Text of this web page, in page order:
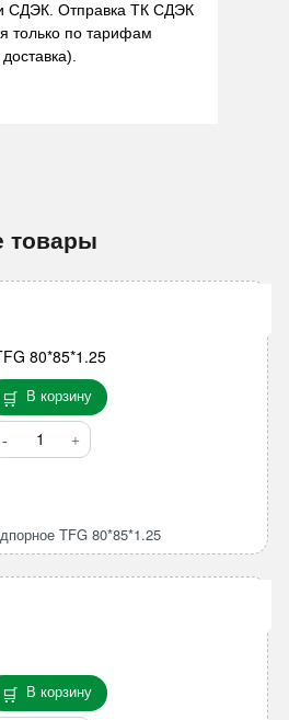
СДЭК. Отправка ТК СДЭК
только по тарифам
товары
В корзину
TFG 80*85*1.25
В корзину